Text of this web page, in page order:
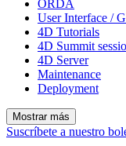
ORDA
User Interface /
4D Tutorials
4D Summit
4D Server
Maintenance
Deployment
Mostrar más
Suscríbete a nuestro